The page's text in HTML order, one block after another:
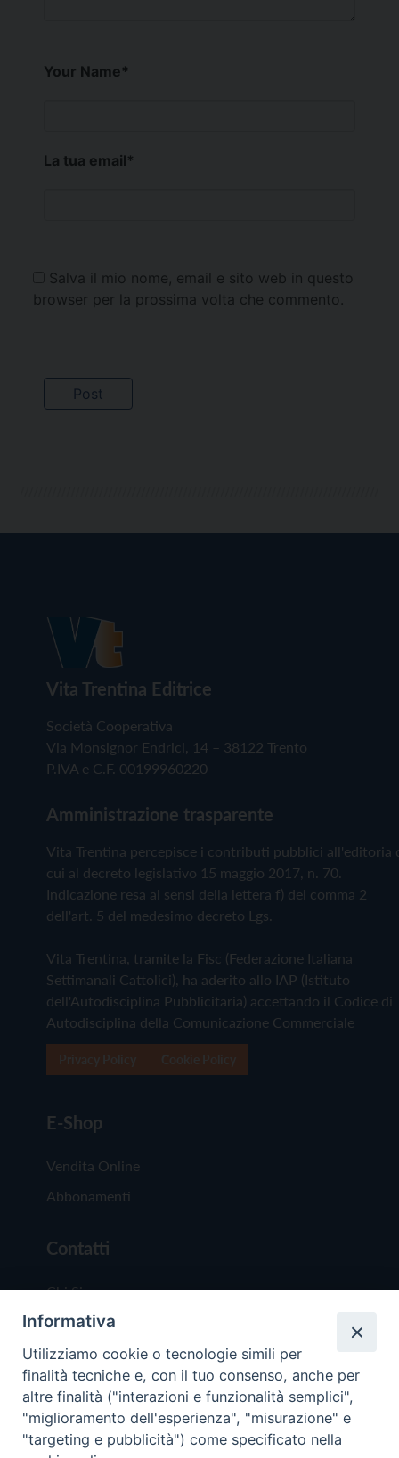
Your Name*
La tua email*
Salva il mio nome, email e sito web in questo
browser per la prossima volta che commento.
Vita Trentina Editrice
Società Cooperativa
Via Monsignor Endrici, 14 – 38122 Trento
P.IVA e C.F. 00199960220
Amministrazione trasparente
Vita Trentina percepisce i contributi pubblici all'editoria
cui al decreto legislativo 15 maggio 2017, n. 70.
Indicazione resa ai sensi della lettera f) del comma 2
dell'art. 5 del medesimo decreto Lgs.
Vita Trentina, tramite la Fisc (Federazione Italiana
Settimanali Cattolici), ha aderito allo IAP (Istituto
dell'Autodisciplina Pubblicitaria) accettando il Codice di
Autodisciplina della Comunicazione Commerciale
E-Shop
Vendita Online
Abbonamenti
Contatti
Chi Siamo
Redazione
Scrivici
Informativa
Utilizziamo cookie o tecnologie simili per
finalità tecniche e, con il tuo consenso, anche per
altre finalità ("interazioni e funzionalità semplici",
"miglioramento dell'esperienza", "misurazione" e
"targeting e pubblicità") come specificato nella